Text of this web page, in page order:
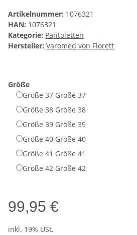
Artikelnummer: 1076321
HAN: 1076321
Kategorie: Pantoletten
Hersteller: Varomed von Florett
Größe
Größe 37 Größe 37
Größe 38 Größe 38
Größe 39 Größe 39
Größe 40 Größe 40
Größe 41 Größe 41
Größe 42 Größe 42
99,95 €
inkl. 19% USt.